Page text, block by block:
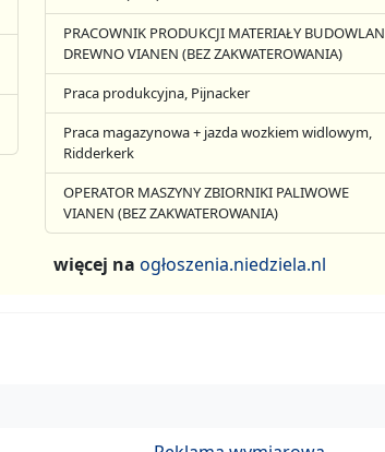
PRACOWNIK PRODUKCJI MATERIAŁY
DREWNO VIANEN (BEZ ZAKWATEROWANIA)
Praca produkcyjna, Pijnacker
Praca magazynowa + jazda wozkiem widlowym,
Ridderkerk
OPERATOR MASZYNY ZBIORNIKI PALIWOWE
VIANEN (BEZ ZAKWATEROWANIA)
więcej na ogłoszenia.niedziela.nl